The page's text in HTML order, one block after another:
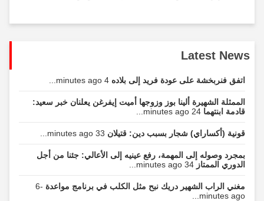
Latest News
اتفق فنربخشة على عودة فريد إلى بلاده4 minutes ago...
الممثلة الشهيرة ألينا بوز وزوجها أميت إيفرغن يعلنان خبر سعيد:
قادمة ابنتهما24 minutes ago...
قونية (أكساراي) شجار بسبب دين: قتيلان33 minutes ago...
بمجرد وصوله إلى المهمة، رفع عينيه إلى الأعالي: جئنا من أجل
الدوري الممتاز34 minutes ago...
مغني الراب الشهير دريك نبح مثل الكلب في برنامج مواعدة -6
minutes ago...